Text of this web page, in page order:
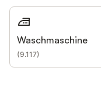
Waschmaschine
(9.117)